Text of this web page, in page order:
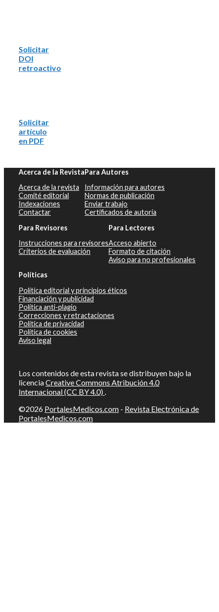
Solicitar
DOI
retroactivo
Solicitar
artículo
en PDF
Acerca de la Revista
Acerca de la revista
Comité editorial
Indexaciones
Contactar
Para Autores
Información para autores
Normas de publicación
Enviar trabajo
Certificados de autoría
Para Revisores
Instrucciones para revisores
Criterios de evaluación
Para Lectores
Acceso abierto
Formato de citación
Aviso para no profesionales
Políticas
Política editorial y principios éticos
Financiación y publicidad
Política anti-plagio
Correcciones y retractaciones
Política de privacidad
Política de cookies
Aviso legal
Los contenidos de esta revista se distribuyen bajo la
licenciaCreative Commons Atribución 4.0
Internacional (CC BY 4.0) .
©2026 PortalesMedicos.com - Revista Electrónica de
PortalesMedicos.com